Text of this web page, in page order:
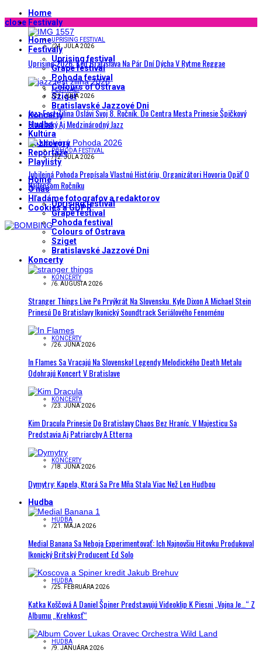
close
Home
Festivaly
Uprising festival
Grape festival
Pohoda festival
Colours of Ostrava
Sziget
Bratislavské Jazzové Dni
Koncerty
Hudba
Kultúra
Rozhovory
Reportáže
Playlisty
Home
O nás
Hľadáme fotografov a redaktorov
Cookies a GDPR
Home
Festivaly
UPRISING FESTIVAL
/24. JÚLA 2026
Uprising 2026: Keď Bratislava Na Pár Dní Dýcha V Rytme Reggae
FESTIVALY
/21. JÚLA 2026
Jazz Fest Žilina Oslávi Svoj 8. Ročník. Do Centra Mesta Prinesie Špičkový
Slovenský Aj Medzinárodný Jazz
POHODA FESTIVAL
/12. JÚLA 2026
Jubilejná Pohoda Prepísala Vlastnú Históriu, Organizátori Hovoria Opäť O
Najlepšom Ročníku
Uprising festival
Grape festival
Pohoda festival
Colours of Ostrava
Sziget
Bratislavské Jazzové Dni
Koncerty
KONCERTY
/6. AUGUSTA 2026
Stranger Things Live Po Prvýkrát Na Slovensku. Kyle Dixon A Michael Stein
Prinesú Do Bratislavy Ikonický Soundtrack Seriálového Fenoménu
KONCERTY
/26. JÚNA 2026
In Flames Sa Vracajú Na Slovensko! Legendy Melodického Death Metalu
Odohrajú Koncert V Bratislave
KONCERTY
/23. JÚNA 2026
Kim Dracula Prinesie Do Bratislavy Chaos Bez Hraníc. V Majesticu Sa
Predstavia Aj Patriarchy A Etterna
KONCERTY
/18. JÚNA 2026
Dymytry: Kapela, Ktorá Sa Pre Mňa Stala Viac Než Len Hudbou
Hudba
HUDBA
/21. MÁJA 2026
Medial Banana Sa Neboja Experimentovať: Ich Najnovšiu Hitovku Produkoval
Ikonický Britský Producent Ed Solo
HUDBA
/25. FEBRUÁRA 2026
Katka Koščová A Daniel Špiner Predstavujú Videoklip K Piesni „Vojna Je…“ Z
Albumu „Krehkosť“
HUDBA
/9. JANUÁRA 2026